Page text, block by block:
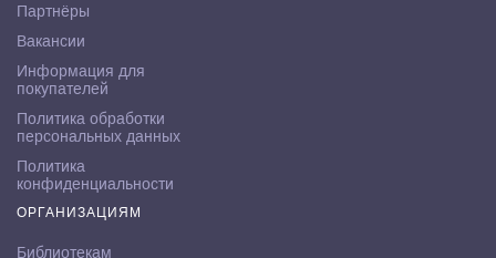
Партнёры
Вакансии
Информация для
покупателей
Политика обработки
персональных данных
Политика
конфиденциальности
ОРГАНИЗАЦИЯМ
Библиотекам